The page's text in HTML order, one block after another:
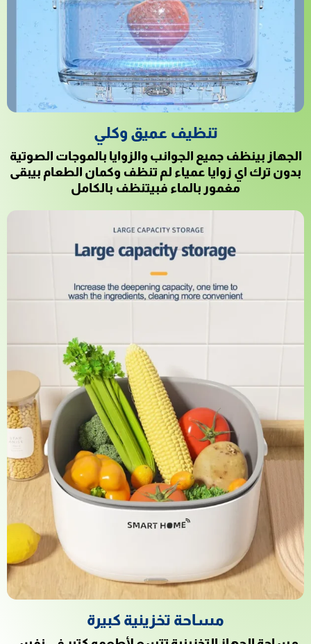
تنظيف عميق وكلي
الجهاز بينظف جميع الجوانب والزوايا بالموجات الصوتية
بدون ترك اي زوايا عمياء لم تنظف وكمان الطعام بيبقى
مغمور بالماء فبيتنظف بالكامل
مساحة تخزينية كبيرة